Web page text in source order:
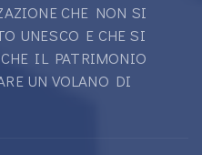
CHE NON SI
UNESCO E CHE SI
IL PATRIMONIO
UN VOLANO DI